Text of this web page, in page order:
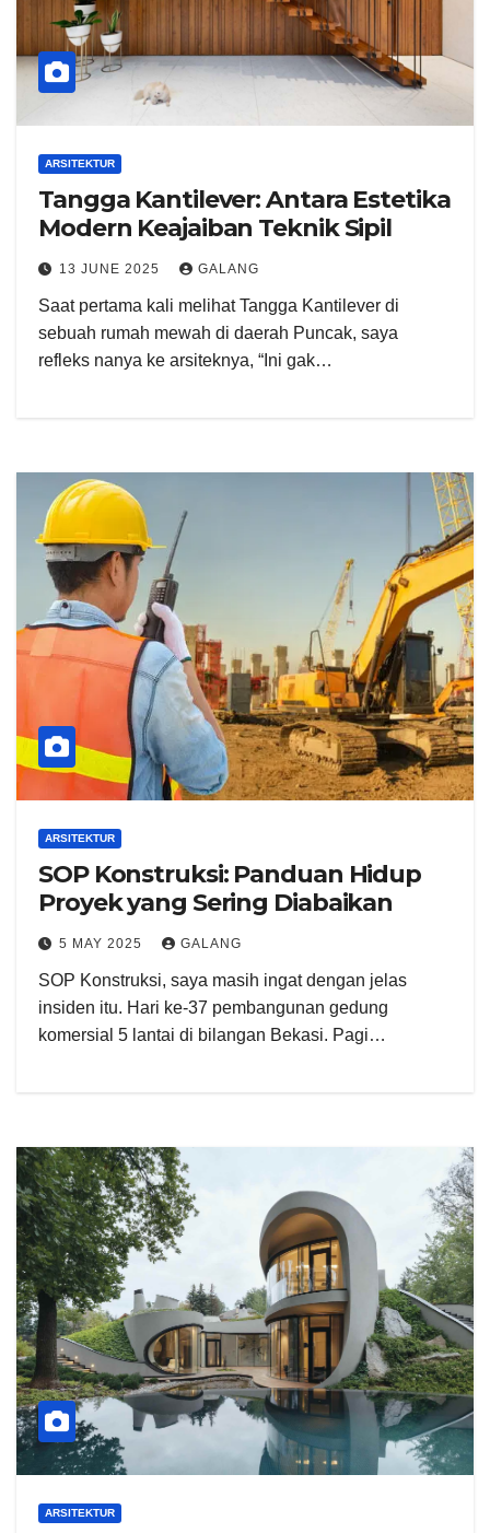
ARSITEKTUR
Tangga Kantilever: Antara Estetika
Modern Keajaiban Teknik Sipil
13 JUNE 2025 GALANG
Saat pertama kali melihat Tangga Kantilever di
sebuah rumah mewah di daerah Puncak, saya
refleks nanya ke arsiteknya, “Ini gak…
ARSITEKTUR
SOP Konstruksi: Panduan Hidup
Proyek yang Sering Diabaikan
5 MAY 2025 GALANG
SOP Konstruksi, saya masih ingat dengan jelas
insiden itu. Hari ke-37 pembangunan gedung
komersial 5 lantai di bilangan Bekasi. Pagi…
ARSITEKTUR